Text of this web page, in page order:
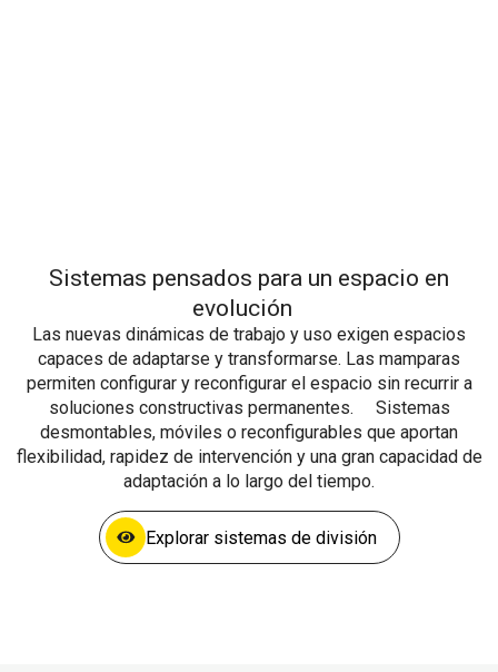
Sistemas pensados para un espacio en
evolución
Las nuevas dinámicas de trabajo y uso exigen espacios
capaces de adaptarse y transformarse. Las mamparas
permiten configurar y reconfigurar el espacio sin recurrir a
soluciones constructivas permanentes. Sistemas
desmontables, móviles o reconfigurables que aportan
flexibilidad, rapidez de intervención y una gran capacidad de
adaptación a lo largo del tiempo.
Explorar sistemas de división